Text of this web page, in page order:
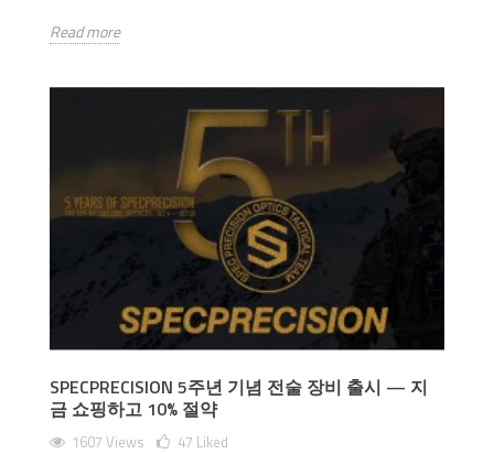
Read more
SPECPRECISION 5주년 기념 전술 장비 출시 — 지
금 쇼핑하고 10% 절약
1607 Views 47 Liked